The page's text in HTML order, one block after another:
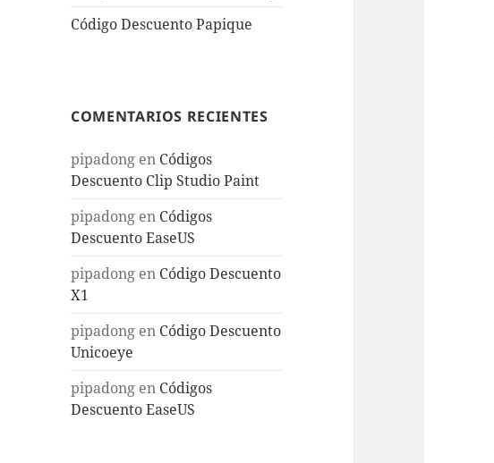
Código Descuento Papique
COMENTARIOS RECIENTES
pipadong en Códigos
Descuento Clip Studio Paint
pipadong en Códigos
Descuento EaseUS
pipadong en Código Descuento
X1
pipadong en Código Descuento
Unicoeye
pipadong en Códigos
Descuento EaseUS